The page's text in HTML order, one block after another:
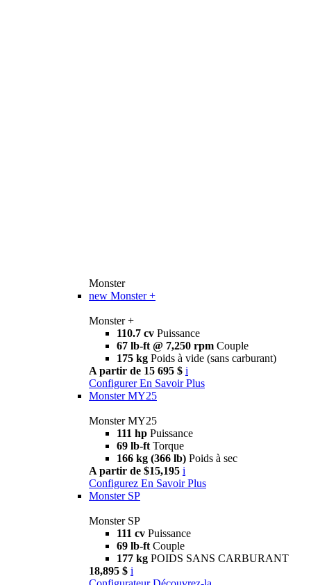
Monster
new Monster +
Monster +
110.7 cv Puissance
67 lb-ft @ 7,250 rpm Couple
175 kg Poids à vide (sans carburant)
A partir de 15 695 $ i
Configurer En Savoir Plus
Monster MY25
Monster MY25
111 hp Puissance
69 lb-ft Torque
166 kg (366 lb) Poids à sec
A partir de $15,195 i
Configurez En Savoir Plus
Monster SP
Monster SP
111 cv Puissance
69 lb-ft Couple
177 kg POIDS SANS CARBURANT
18,895 $ i